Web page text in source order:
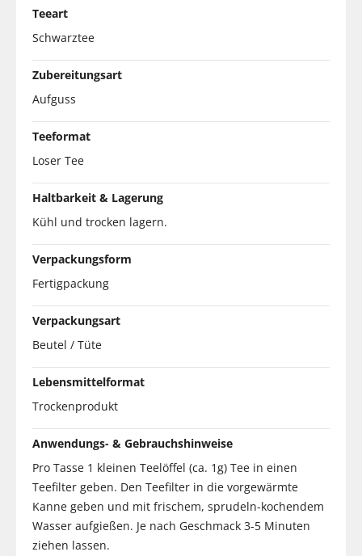
Teeart
Schwarztee
Zubereitungsart
Aufguss
Teeformat
Loser Tee
Haltbarkeit & Lagerung
Kühl und trocken lagern.
Verpackungsform
Fertigpackung
Verpackungsart
Beutel / Tüte
Lebensmittelformat
Trockenprodukt
Anwendungs- & Gebrauchshinweise
Pro Tasse 1 kleinen Teelöffel (ca. 1g) Tee in einen
Teefilter geben. Den Teefilter in die vorgewärmte
Kanne geben und mit frischem, sprudeln-kochendem
Wasser aufgießen. Je nach Geschmack 3-5 Minuten
ziehen lassen.